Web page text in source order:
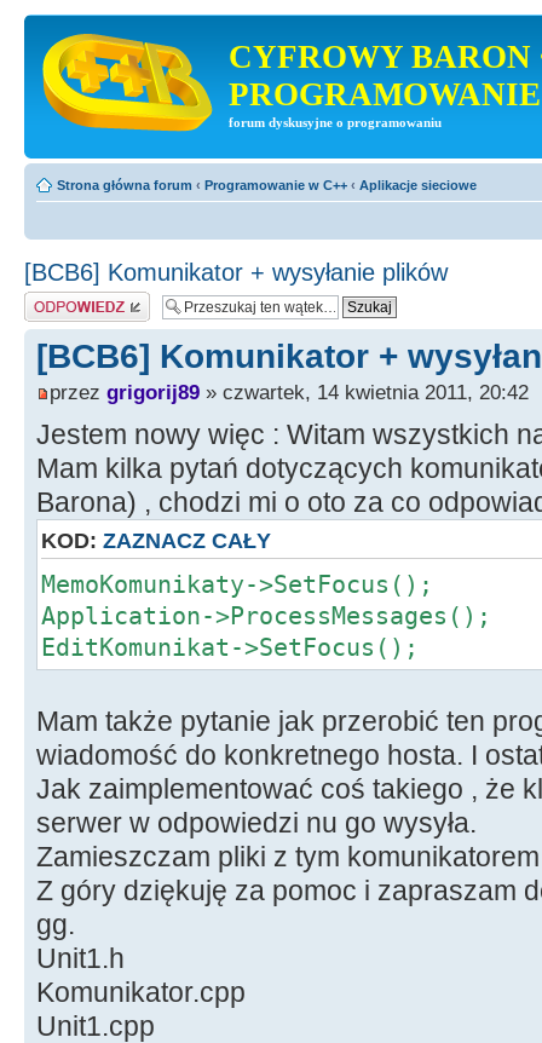
CYFROWY BARON
PROGRAMOWANIE
forum dyskusyjne o programowaniu
Strona główna forum ‹ Programowanie w C++ ‹ Aplikacje sieciowe
[BCB6] Komunikator + wysyłanie plików
Odpowiedz
[BCB6] Komunikator +
przez grigorij89 » czwartek, 14 kwietnia 2011, 20:42
Jestem nowy więc : Witam wszystkich
Mam kilka pytań dotyczących
Barona) , chodzi mi o oto za co
KOD: ZAZNACZ CAŁY
MemoKomunikaty->SetFocus();
Application->ProcessMessages();
EditKomunikat->SetFocus();
Mam także pytanie jak przerobić ten
wiadomość do konkretnego hosta. I
Jak zaimplementować coś takiego , że
serwer w odpowiedzi nu go wysyła.
Zamieszczam pliki z tym komunikatorem
Z góry dziękuję za pomoc i zapraszam
gg.
Unit1.h
Komunikator.cpp
Unit1.cpp